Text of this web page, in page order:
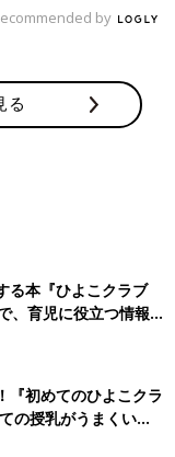
倍とも）。
験からも言えること
から、時が経つのを
んのお世話以外の
by
る
る本『ひよこクラブ
育児に役立つ情報が
『初めてのひよこクラ
の授乳がうまくい
夏のトラブル 解決テ